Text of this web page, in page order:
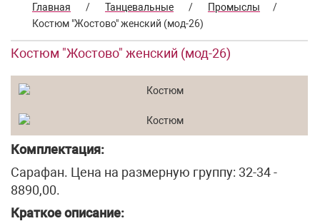
Главная
/ Танцевальные / Промыслы
/
Костюм "Жостово" женский (мод-26)
Костюм "Жостово" женский (мод-26)
Комплектация:
Сарафан. Цена на размерную группу: 32-34 -
8890,00.
Краткое описание: